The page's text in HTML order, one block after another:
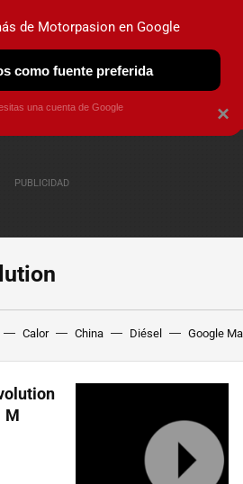
OBSERVATORIO
Calor China Diésel Google
M
×
de Motorpasion en Google
como fuente preferida
una cuenta de Google